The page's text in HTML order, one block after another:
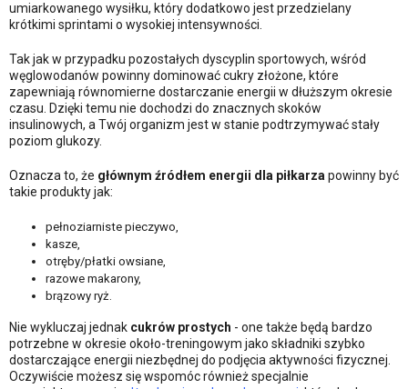
umiarkowanego wysiłku, który dodatkowo jest przedzielany
krótkimi sprintami o wysokiej intensywności.
Tak jak w przypadku pozostałych dyscyplin sportowych, wśród
węglowodanów powinny dominować cukry złożone, które
zapewniają równomierne dostarczanie energii w dłuższym okresie
czasu. Dzięki temu nie dochodzi do znacznych skoków
insulinowych, a Twój organizm jest w stanie podtrzymywać stały
poziom glukozy.
Oznacza to, że głównym źródłem energii dla piłkarza powinny być
takie produkty jak:
pełnoziarniste pieczywo,
kasze,
otręby/płatki owsiane,
razowe makarony,
brązowy ryż.
Nie wykluczaj jednak cukrów prostych - one także będą bardzo
potrzebne w okresie około-treningowym jako składniki szybko
dostarczające energii niezbędnej do podjęcia aktywności fizycznej.
Oczywiście możesz się wspomóc również specjalnie